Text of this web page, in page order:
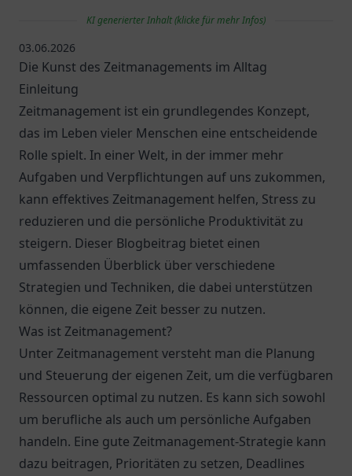
KI generierter Inhalt (klicke für mehr Infos)
03.06.2026
Die Kunst des Zeitmanagements im Alltag
Einleitung
Zeitmanagement ist ein grundlegendes Konzept,
das im Leben vieler Menschen eine entscheidende
Rolle spielt. In einer Welt, in der immer mehr
Aufgaben und Verpflichtungen auf uns zukommen,
kann effektives Zeitmanagement helfen, Stress zu
reduzieren und die persönliche Produktivität zu
steigern. Dieser Blogbeitrag bietet einen
umfassenden Überblick über verschiedene
Strategien und Techniken, die dabei unterstützen
können, die eigene Zeit besser zu nutzen.
Was ist Zeitmanagement?
Unter Zeitmanagement versteht man die Planung
und Steuerung der eigenen Zeit, um die verfügbaren
Ressourcen optimal zu nutzen. Es kann sich sowohl
um berufliche als auch um persönliche Aufgaben
handeln. Eine gute Zeitmanagement-Strategie kann
dazu beitragen, Prioritäten zu setzen, Deadlines